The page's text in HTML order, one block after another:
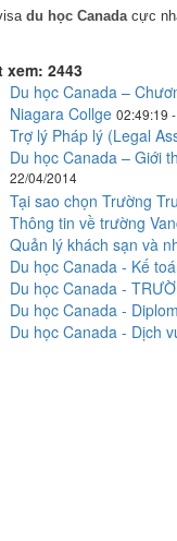
du học Canadacực
xem: 2443
Du học Canada –
Niagara Collge 02:49:19
Trợ lý Pháp lý (Legal
Du học Canada – Giới
22/04/2014
Tại sao chọn Trường
Thông tin về trường
Quản lý khách sạn và
Du học Canada - Kế
Du học Canada -
Du học Canada -
Du học Canada - Dịch